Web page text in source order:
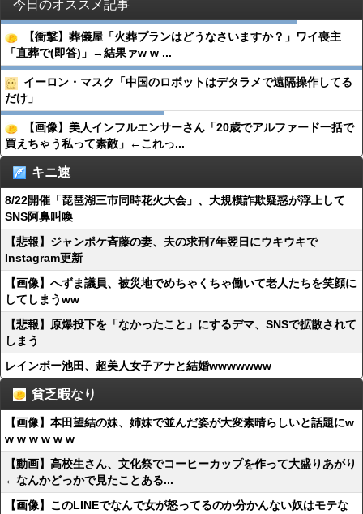
今日のオススメ記事
【衝撃】葬儀屋「火葬プランはどうなさいますか？」ワイ喪主
「直葬で(即答)」→結果ァw w ...
イーロン・マスク「中国のロボットはデタラメで遠隔操作してる
だけ」
【画像】美人インフルエンサーさん「20歳でアルファード一括で
買えちゃう私って素敵」←これっ...
キニ速
8/22開催「琵琶湖三市同時花火大会」、大規模詐欺疑惑が浮上して
SNS阿鼻叫喚
【悲報】ジャンポケ斉藤の妻、夫の求刑7年翌日にウキウキで
Instagram更新
【画像】へずま議員、被災地でめちゃくちゃ働いて老人たちを笑顔に
してしまうww
【悲報】原爆投下を「なかったこと」にするデマ、SNSで拡散されて
しまう
レインボー池田、超美人女子アナと結婚wwwwwww
貧乏暇なり
【画像】本田望結の妹、姉妹で並んだ姿が大変素晴らしいと話題にw
w w w w w w
【動画】高校生さん、文化祭でコーヒーカップを作って大盛りあがり
←なんかどっかで見たことある...
【画像】このLINEでなんで女が怒ってるのか分かんない奴はモテな